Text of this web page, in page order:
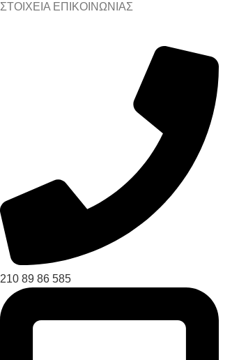
ΣΤΟΙΧΕΙΑ ΕΠΙΚΟΙΝΩΝΙΑΣ
210 89 86 585